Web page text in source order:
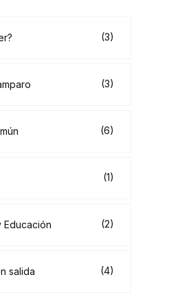
(3)
(3)
(6)
(1)
Educación (2)
salida (4)